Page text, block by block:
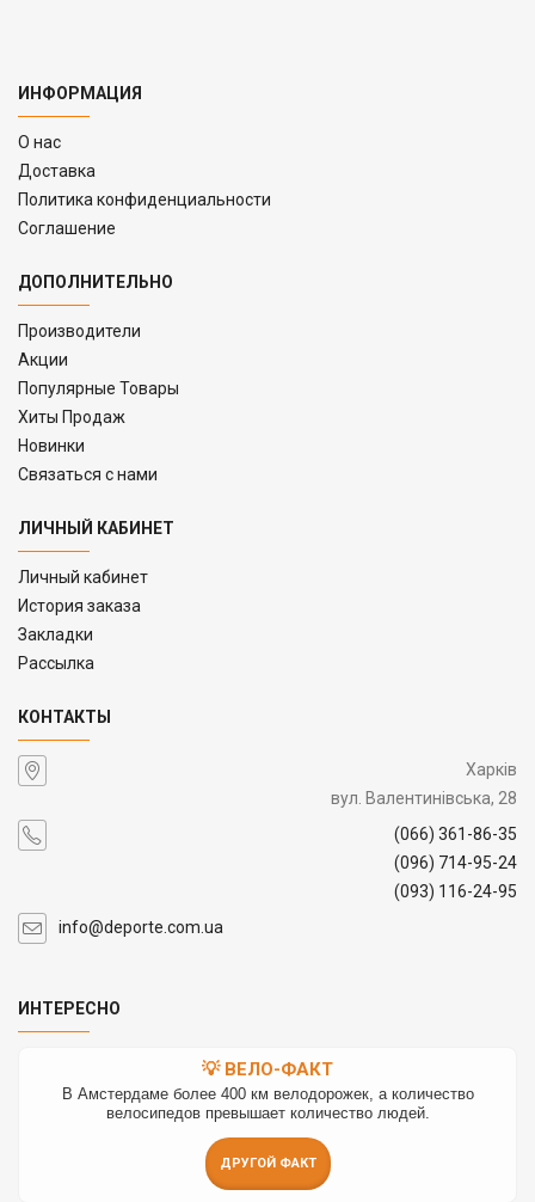
ИНФОРМАЦИЯ
O нас
Доставка
Политика конфиденциальности
Соглашение
ДОПОЛНИТЕЛЬНО
Производители
Акции
Популярные Товары
Хиты Продаж
Новинки
Связаться с нами
ЛИЧНЫЙ КАБИНЕТ
Личный кабинет
История заказа
Закладки
Рассылка
КОНТАКТЫ
Харків
вул. Валентинівська, 28
(066) 361-86-35
(096) 714-95-24
(093) 116-24-95
info@deporte.com.ua
ИНТЕРЕСНО
💡 ВЕЛО-ФАКТ
В Амстердаме более 400 км велодорожек, а количество
велосипедов превышает количество людей.
ДРУГОЙ ФАКТ